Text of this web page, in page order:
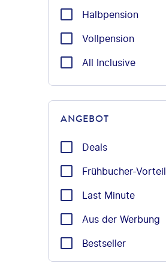
Halbpension
Vollpension
All Inclusive
ANGEBOT
Deals
Frühbucher-Vorteil
Last Minute
Aus der Werbung
Bestseller